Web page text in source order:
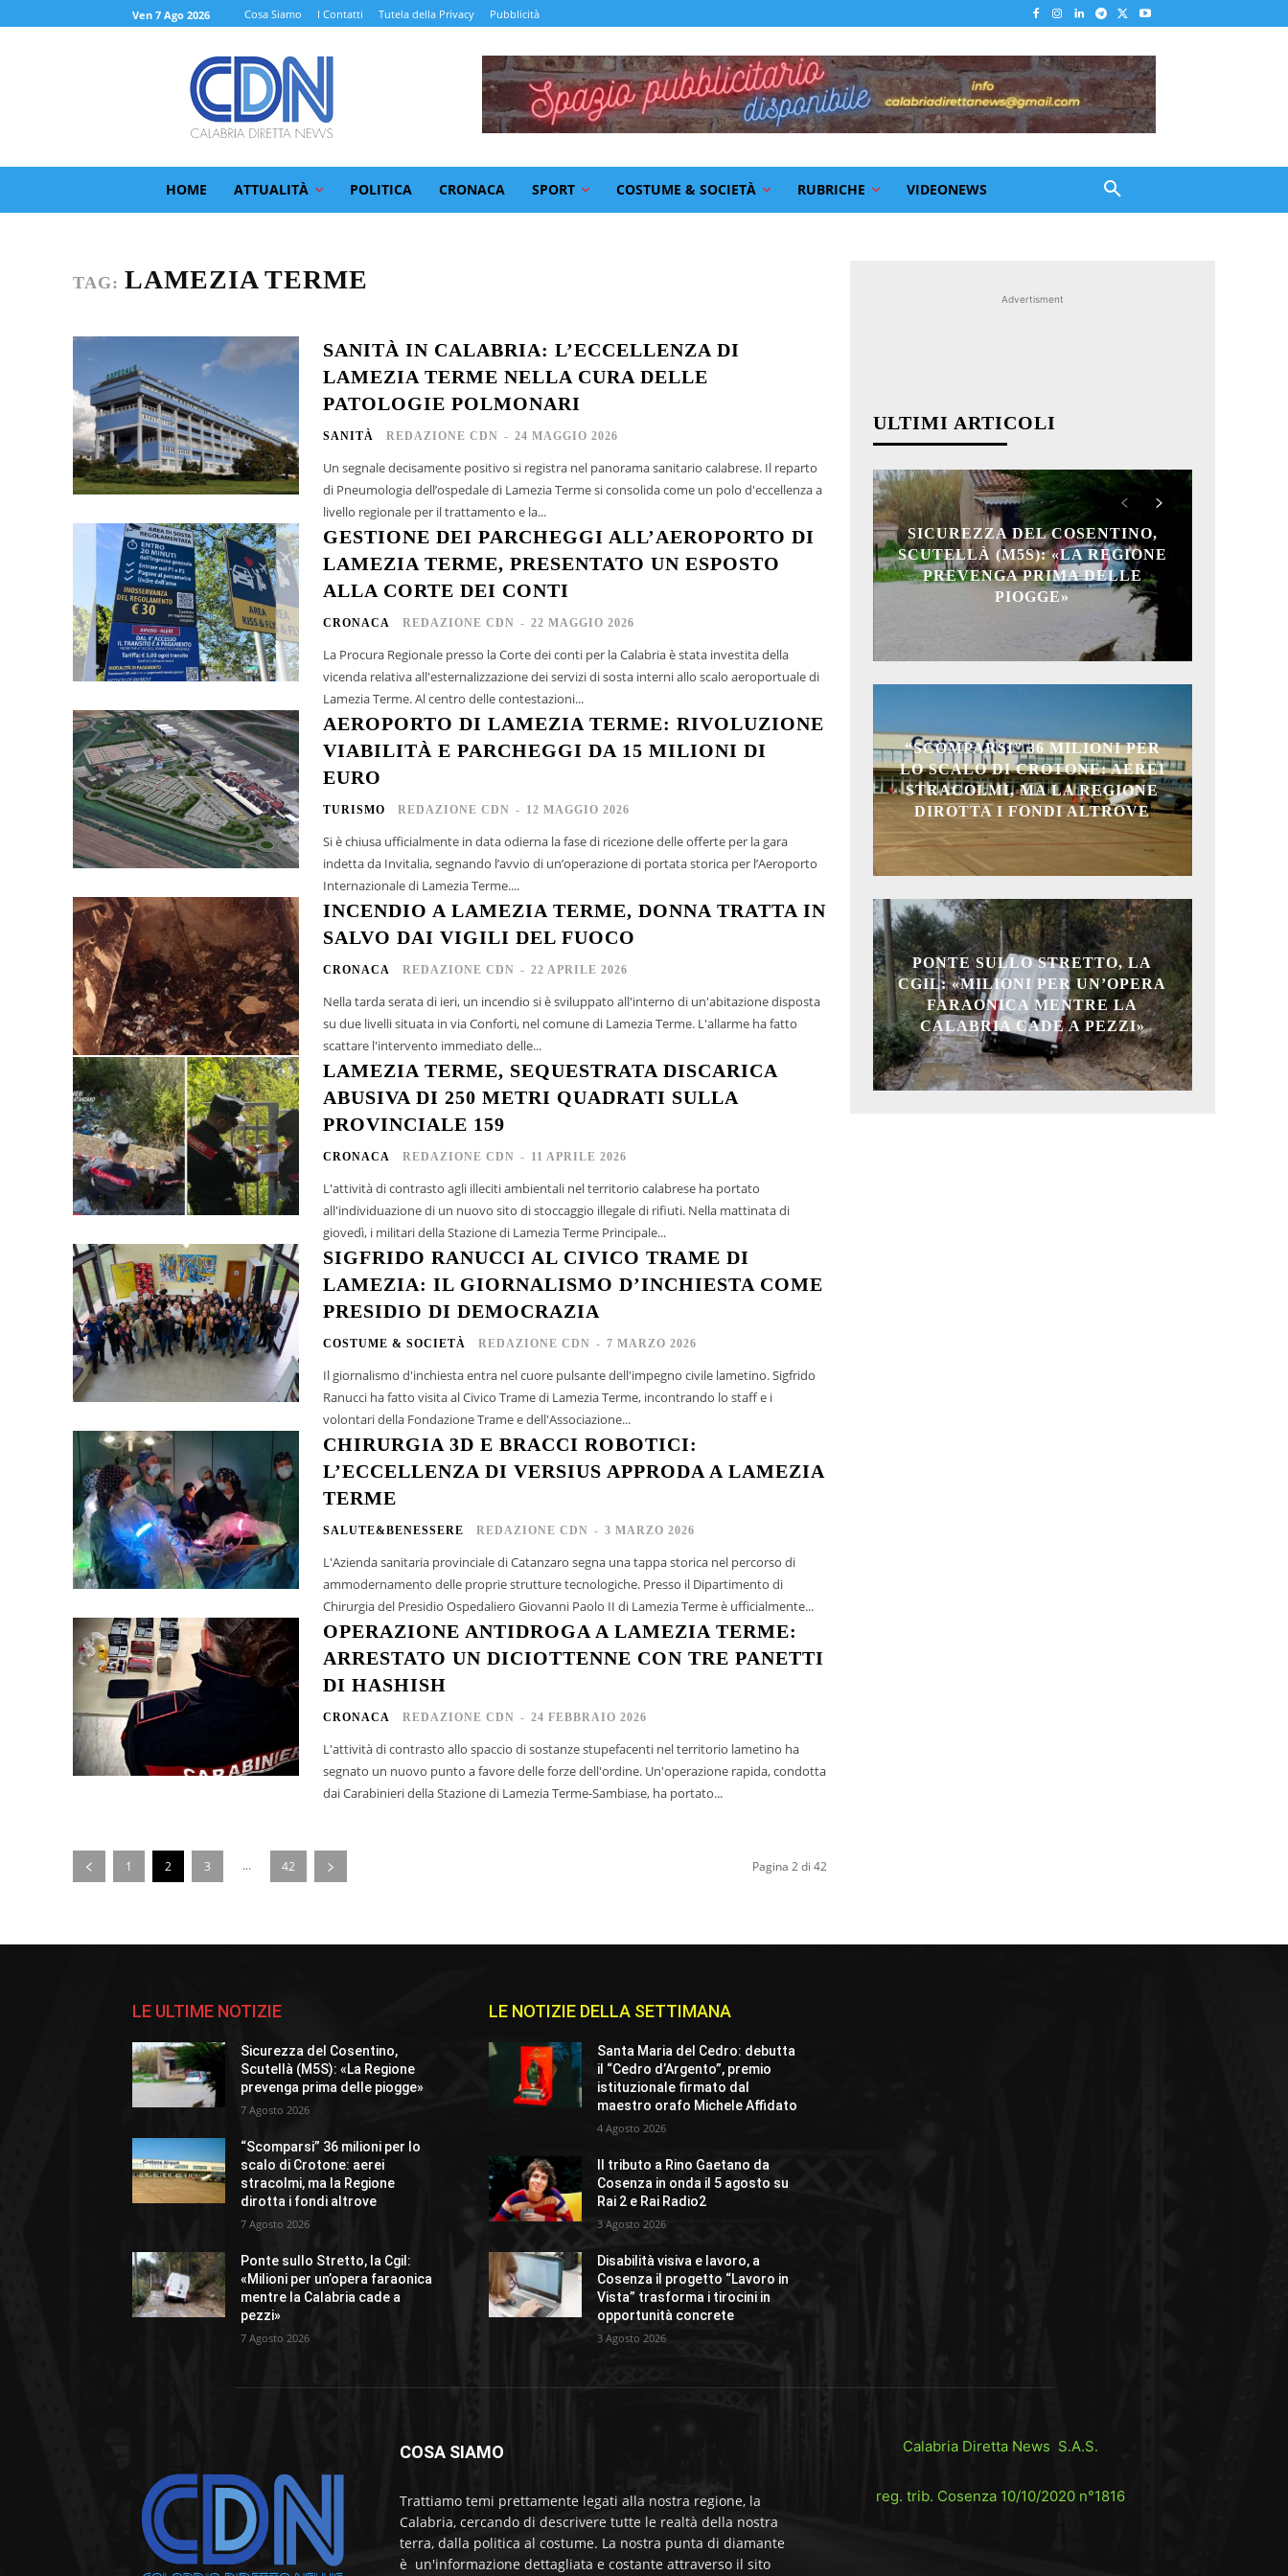
Ven 7 Ago 2026 Cosa Siamo I Contatti Tutela della Privacy Pubblicità
HOME ATTUALITÀ POLITICA CRONACA SPORT COSTUME & SOCIETÀ RUBRICHE VIDEONEWS
TAG: LAMEZIA TERME
SANITÀ IN CALABRIA: L’ECCELLENZA DI
LAMEZIA TERME NELLA CURA DELLE
PATOLOGIE POLMONARI
SANITÀ REDAZIONE CDN - 24 MAGGIO 2026
Un segnale decisamente positivo si registra nel panorama sanitario calabrese. Il reparto
di Pneumologia dell’ospedale di Lamezia Terme si consolida come un polo d'eccellenza a
livello regionale per il trattamento e la...
GESTIONE DEI PARCHEGGI ALL’AEROPORTO DI
LAMEZIA TERME, PRESENTATO UN ESPOSTO
ALLA CORTE DEI CONTI
CRONACA REDAZIONE CDN - 22 MAGGIO 2026
La Procura Regionale presso la Corte dei conti per la Calabria è stata investita della
vicenda relativa all'esternalizzazione dei servizi di sosta interni allo scalo aeroportuale di
Lamezia Terme. Al centro delle contestazioni...
AEROPORTO DI LAMEZIA TERME: RIVOLUZIONE
VIABILITÀ E PARCHEGGI DA 15 MILIONI DI
EURO
TURISMO REDAZIONE CDN - 12 MAGGIO 2026
Si è chiusa ufficialmente in data odierna la fase di ricezione delle offerte per la gara
indetta da Invitalia, segnando l’avvio di un’operazione di portata storica per l’Aeroporto
Internazionale di Lamezia Terme....
INCENDIO A LAMEZIA TERME, DONNA TRATTA IN
SALVO DAI VIGILI DEL FUOCO
CRONACA REDAZIONE CDN - 22 APRILE 2026
Nella tarda serata di ieri, un incendio si è sviluppato all'interno di un'abitazione disposta
su due livelli situata in via Conforti, nel comune di Lamezia Terme. L'allarme ha fatto
scattare l'intervento immediato delle...
LAMEZIA TERME, SEQUESTRATA DISCARICA
ABUSIVA DI 250 METRI QUADRATI SULLA
PROVINCIALE 159
CRONACA REDAZIONE CDN - 11 APRILE 2026
L'attività di contrasto agli illeciti ambientali nel territorio calabrese ha portato
all'individuazione di un nuovo sito di stoccaggio illegale di rifiuti. Nella mattinata di
giovedì, i militari della Stazione di Lamezia Terme Principale...
SIGFRIDO RANUCCI AL CIVICO TRAME DI
LAMEZIA: IL GIORNALISMO D’INCHIESTA COME
PRESIDIO DI DEMOCRAZIA
COSTUME & SOCIETÀ REDAZIONE CDN - 7 MARZO 2026
Il giornalismo d'inchiesta entra nel cuore pulsante dell'impegno civile lametino. Sigfrido
Ranucci ha fatto visita al Civico Trame di Lamezia Terme, incontrando lo staff e i
volontari della Fondazione Trame e dell'Associazione...
CHIRURGIA 3D E BRACCI ROBOTICI:
L’ECCELLENZA DI VERSIUS APPRODA A LAMEZIA
TERME
SALUTE&BENESSERE REDAZIONE CDN - 3 MARZO 2026
L'Azienda sanitaria provinciale di Catanzaro segna una tappa storica nel percorso di
ammodernamento delle proprie strutture tecnologiche. Presso il Dipartimento di
Chirurgia del Presidio Ospedaliero Giovanni Paolo II di Lamezia Terme è ufficialmente...
OPERAZIONE ANTIDROGA A LAMEZIA TERME:
ARRESTATO UN DICIOTTENNE CON TRE PANETTI
DI HASHISH
CRONACA REDAZIONE CDN - 24 FEBBRAIO 2026
L'attività di contrasto allo spaccio di sostanze stupefacenti nel territorio lametino ha
segnato un nuovo punto a favore delle forze dell'ordine. Un'operazione rapida, condotta
dai Carabinieri della Stazione di Lamezia Terme-Sambiase, ha portato...
1 2 3 ... 42 Pagina 2 di 42
Advertisment
ULTIMI ARTICOLI
SICUREZZA DEL COSENTINO,
SCUTELLÀ (M5S): «LA REGIONE
PREVENGA PRIMA DELLE
PIOGGE»
“SCOMPARSI” 36 MILIONI PER
LO SCALO DI CROTONE: AEREI
STRACOLMI, MA LA REGIONE
DIROTTA I FONDI ALTROVE
PONTE SULLO STRETTO, LA
CGIL: «MILIONI PER UN’OPERA
FARAONICA MENTRE LA
CALABRIA CADE A PEZZI»
LE ULTIME NOTIZIE
Sicurezza del Cosentino,
Scutellà (M5S): «La Regione
prevenga prima delle piogge»
7 Agosto 2026
“Scomparsi” 36 milioni per lo
scalo di Crotone: aerei
stracolmi, ma la Regione
dirotta i fondi altrove
7 Agosto 2026
Ponte sullo Stretto, la Cgil:
«Milioni per un’opera faraonica
mentre la Calabria cade a
pezzi»
7 Agosto 2026
LE NOTIZIE DELLA SETTIMANA
Santa Maria del Cedro: debutta
il “Cedro d’Argento”, premio
istituzionale firmato dal
maestro orafo Michele Affidato
4 Agosto 2026
Il tributo a Rino Gaetano da
Cosenza in onda il 5 agosto su
Rai 2 e Rai Radio2
3 Agosto 2026
Disabilità visiva e lavoro, a
Cosenza il progetto “Lavoro in
Vista” trasforma i tirocini in
opportunità concrete
3 Agosto 2026
COSA SIAMO
Trattiamo temi prettamente legati alla nostra regione, la
Calabria, cercando di descrivere tutte le realtà della nostra
terra, dalla politica al costume. La nostra punta di diamante
è un'informazione dettagliata e costante attraverso il sito
Calabria Diretta News S.A.S.
reg. trib. Cosenza 10/10/2020 n°1816